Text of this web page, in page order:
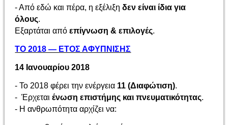
-Από εδώ και πέρα, η εξέλιξηδεν είναι ίδια για
όλους.
Εξαρτάται απόεπίγνωση & επιλογές.
ΤΟ 2018 — ΕΤΟΣ ΑΦΥΠΝΙΣΗΣ
14 Ιανουαρίου 2018
-Το 2018 φέρει την ενέργεια 11 (Διαφώτιση).
- Έρχεταιένωση επιστήμης και πνευματικότητας.
- Η ανθρωπότητα αρχίζει να: